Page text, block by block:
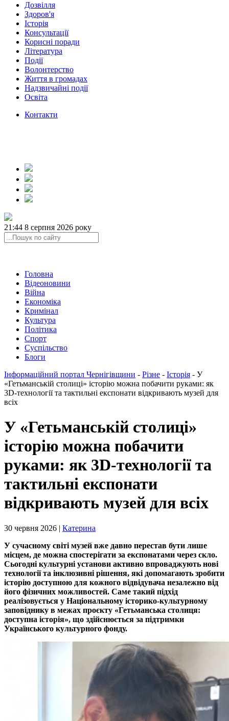
Дозвілля
Здоров'я
Історія
Консультації
Корисні поради
Література
Події
Волонтерство
Життя в громадах
Надзвичайні події
Освіта
Контакти
21:44 8 серпня 2026 року
Головна
Відеоновини
Війна
Економіка
Кримінал
Культура
Політика
Спорт
Суспільство
Блоги
Інформаційний портал Чернігівщини - Різне - Історія - У
«Гетьманській столиці» історію можна побачити руками: як
3D-технології та тактильні експонати відкривають музей для
всіх
У «Гетьманській столиці»
історію можна побачити
руками: як 3D-технології та
тактильні експонати
відкривають музей для всіх
30 червня 2026 | Катерина
У сучасному світі музей вже давно перестав бути лише
місцем, де можна спостерігати за експонатами через скло.
Сьогодні культурні установи активно впроваджують нові
технології та інклюзивні рішення, які допомагають зробити
історію доступною для кожного відвідувача незалежно від
його фізичних можливостей. Саме такий підхід
реалізовується у Національному історико-культурному
заповіднику в межах проєкту «Гетьманська столиця:
доступна історія», що здійснюється за підтримки
Українського культурного фонду.